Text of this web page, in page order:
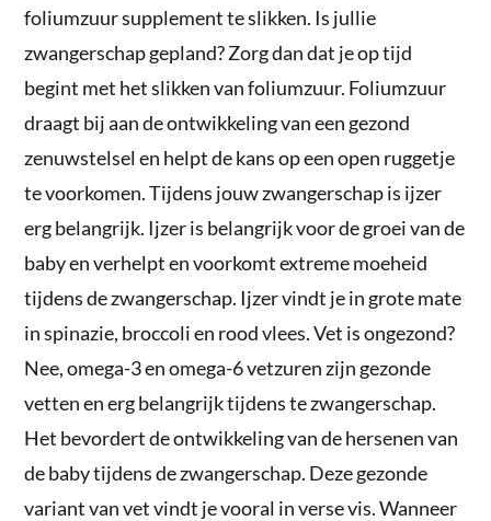
foliumzuur supplement te slikken. Is jullie
zwangerschap gepland? Zorg dan dat je op tijd
begint met het slikken van foliumzuur. Foliumzuur
draagt bij aan de ontwikkeling van een gezond
zenuwstelsel en helpt de kans op een open ruggetje
te voorkomen. Tijdens jouw zwangerschap is ijzer
erg belangrijk. Ijzer is belangrijk voor de groei van de
baby en verhelpt en voorkomt extreme moeheid
tijdens de zwangerschap. Ijzer vindt je in grote mate
in spinazie, broccoli en rood vlees. Vet is ongezond?
Nee, omega-3 en omega-6 vetzuren zijn gezonde
vetten en erg belangrijk tijdens te zwangerschap.
Het bevordert de ontwikkeling van de hersenen van
de baby tijdens de zwangerschap. Deze gezonde
variant van vet vindt je vooral in verse vis. Wanneer